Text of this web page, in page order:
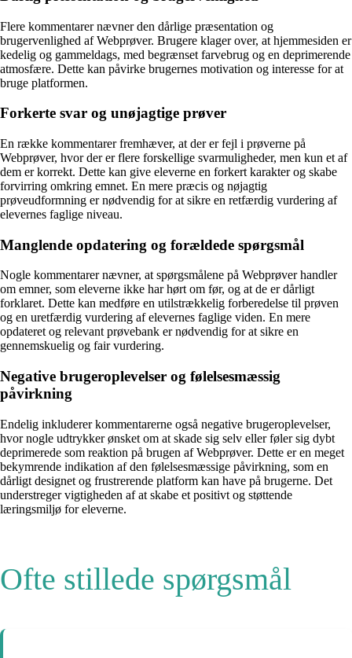
Flere kommentarer nævner den dårlige præsentation og
brugervenlighed af Webprøver. Brugere klager over, at hjemmesiden er
kedelig og gammeldags, med begrænset farvebrug og en deprimerende
atmosfære. Dette kan påvirke brugernes motivation og interesse for at
bruge platformen.
Forkerte svar og unøjagtige prøver
En række kommentarer fremhæver, at der er fejl i prøverne på
Webprøver, hvor der er flere forskellige svarmuligheder, men kun et af
dem er korrekt. Dette kan give eleverne en forkert karakter og skabe
forvirring omkring emnet. En mere præcis og nøjagtig
prøveudformning er nødvendig for at sikre en retfærdig vurdering af
elevernes faglige niveau.
Manglende opdatering og forældede spørgsmål
Nogle kommentarer nævner, at spørgsmålene på Webprøver handler
om emner, som eleverne ikke har hørt om før, og at de er dårligt
forklaret. Dette kan medføre en utilstrækkelig forberedelse til prøven
og en uretfærdig vurdering af elevernes faglige viden. En mere
opdateret og relevant prøvebank er nødvendig for at sikre en
gennemskuelig og fair vurdering.
Negative brugeroplevelser og følelsesmæssig
påvirkning
Endelig inkluderer kommentarerne også negative brugeroplevelser,
hvor nogle udtrykker ønsket om at skade sig selv eller føler sig dybt
deprimerede som reaktion på brugen af Webprøver. Dette er en meget
bekymrende indikation af den følelsesmæssige påvirkning, som en
dårligt designet og frustrerende platform kan have på brugerne. Det
understreger vigtigheden af at skabe et positivt og støttende
læringsmiljø for eleverne.
Ofte stillede spørgsmål